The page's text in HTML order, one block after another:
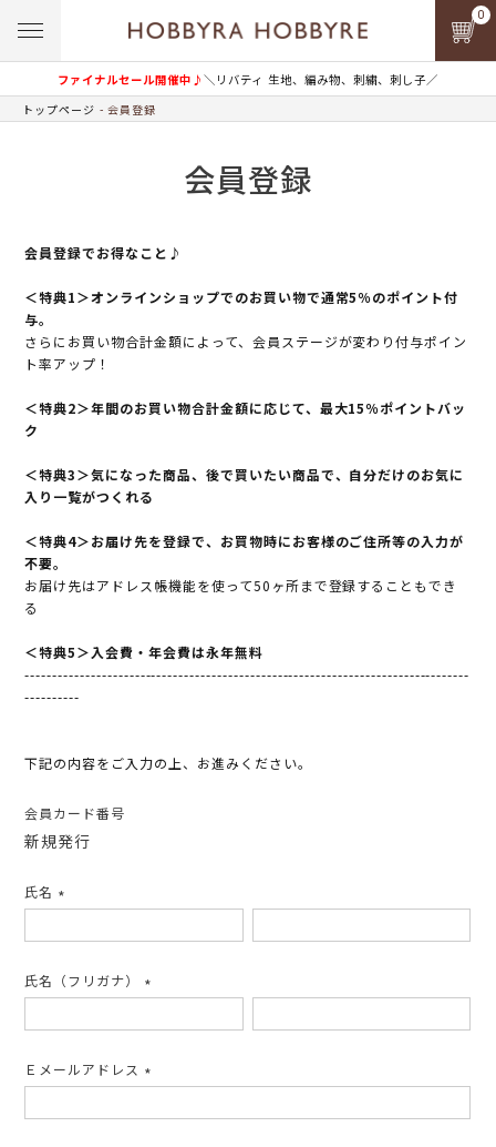
ファイナルセール開催中♪＼リバティ 生地、編み物、刺繍、刺し子／
0
トップページ 会員登録
会員登録
会員登録でお得なこと♪
＜特典1＞オンラインショップでのお買い物で通常5％のポイント付
与。
さらにお買い物合計金額によって、会員ステージが変わり付与ポイン
ト率アップ！
＜特典2＞年間のお買い物合計金額に応じて、最大15％ポイントバッ
ク
＜特典3＞気になった商品、後で買いたい商品で、自分だけのお気に
入り一覧がつくれる
＜特典4＞お届け先を登録で、お買物時にお客様のご住所等の入力が
不要。
お届け先はアドレス帳機能を使って50ヶ所まで登録することもでき
る
＜特典5＞入会費・年会費は永年無料
---------------------------------------------------------------------------------
----------
下記の内容をご入力の上、お進みください。
会員カード番号
新規発行
氏名
須)
氏名（フリガナ）
須)
Ｅメールアドレス
須)